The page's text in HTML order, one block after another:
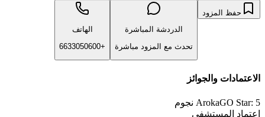
حفظ المزود
الدردشة المباشرة
تحدث مع المزود مباشرة
الهاتف
+6633050600
الاعتمادات والجوائز
ArokaGO Star: 5 نجوم
اعتماد المستشفى